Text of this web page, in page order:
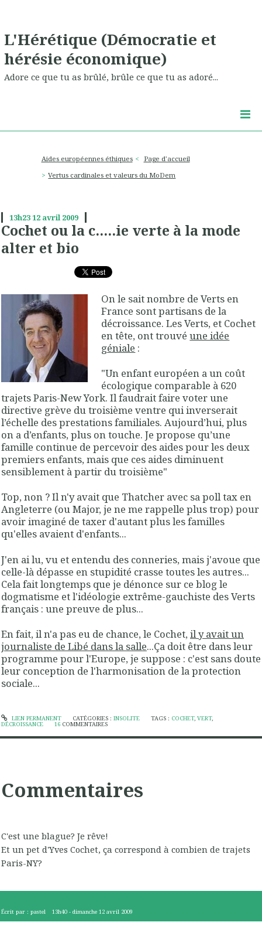
L'Hérétique (Démocratie et
hérésie économique)
Adore ce que tu as brûlé, brûle ce que tu as adoré...
Aides européennes éthiques
Page d'accueil
Vertus cardinales et valeurs du MoDem
13h2312 avril 2009
Cochet ou la c.....ie verte à la mode
alter et bio
On le sait nombre de Verts en
France sont partisans de la
décroissance. Les Verts, et Cochet
en tête, ont trouvéune idée
géniale :
"Un enfant européen a un coût
écologique comparable à 620
trajets Paris-New York. Il faudrait faire voter une
directive grève du troisième ventre qui inverserait
l’échelle des prestations familiales. Aujourd’hui, plus
on a d’enfants, plus on touche. Je propose qu’une
famille continue de percevoir des aides pour les deux
premiers enfants, mais que ces aides diminuent
sensiblement à partir du troisième"
Top, non ? Il n'y avait que Thatcher avec sa poll tax en
Angleterre (ou Major, je ne me rappelle plus trop) pour
avoir imaginé de taxer d'autant plus les familles
qu'elles avaient d'enfants...
J'en ai lu, vu et entendu des conneries, mais j'avoue que
celle-là dépasse en stupidité crasse toutes les autres...
Cela fait longtemps que je dénonce sur ce blog le
dogmatisme et l'idéologie extrême-gauchiste des Verts
français : une preuve de plus...
En fait, il n'a pas eu de chance, le Cochet,il y avait un
journaliste de Libé dans la salle...Ça doit être dans leur
programme pour l'Europe, je suppose : c'est sans doute
leur conception de l'harmonisation de la protection
sociale...
LIEN PERMANENT CATÉGORIES : INSOLITE TAGS : COCHET,VERT,
DÉCROISSANCE 16 COMMENTAIRES
Commentaires
C'est une blague? Je rêve!
Et un pet d'Yves Cochet, ça correspond à combien de trajets
Paris-NY?
Écrit par : pastel 13h40 -dimanche 12 avril 2009